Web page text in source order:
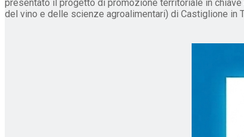
presentato il progetto di promozione territoriale in
del vino e delle scienze agroalimentari) di Castiglione in